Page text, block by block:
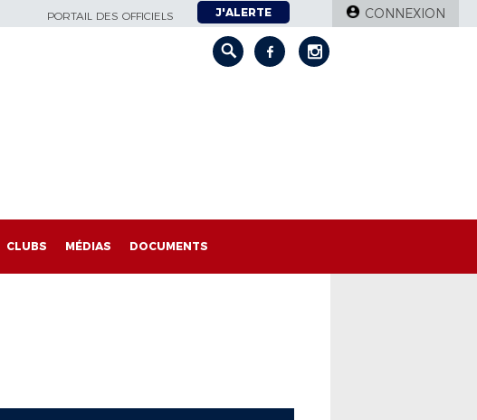
PORTAIL DES OFFICIELS J'ALERTE CONNEXION
CLUBS MÉDIAS DOCUMENTS